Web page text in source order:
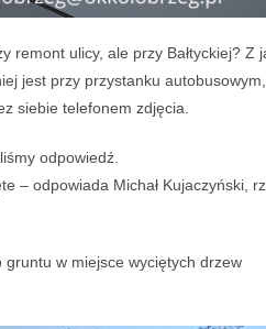
remont ulicy, ale przy Bałtyckiej? Z
jest przy przystanku autobusowym,
siebie telefonem zdjęcia.
odpowiedź.
– odpowiada Michał Kujaczyński,
w miejsce wyciętych drzew